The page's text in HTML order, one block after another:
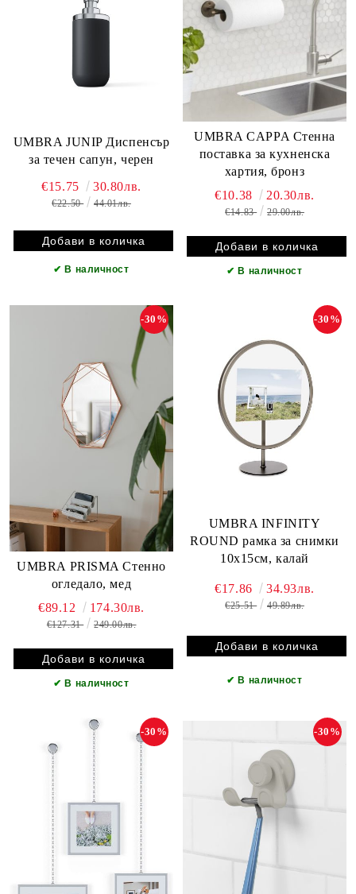
UMBRA JUNIP Диспенсър
за течен сапун, черен
€15.75
30.80лв.
€22.50 44.01лв.
✔ В наличност
UMBRA CAPPA Стенна
поставка за кухненска
хартия, бронз
€10.38
20.30лв.
€14.83 29.00лв.
✔ В наличност
UMBRA PRISMA Стенно
огледало, мед
-30%
€89.12 174.30лв.
€127.31 249.00лв.
✔ В наличност
UMBRA INFINITY
ROUND рамка за снимки
10х15см, калай
-30%
€17.86 34.93лв.
€25.51 49.89лв.
✔ В наличност
-30% -30%